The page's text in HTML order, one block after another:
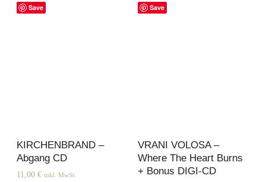
Save
KIRCHENBRAND –
Abgang CD
11,00 € inkl. MwSt.
Save
VRANI VOLOSA –
Where The Heart Burns
+ Bonus DIGI-CD